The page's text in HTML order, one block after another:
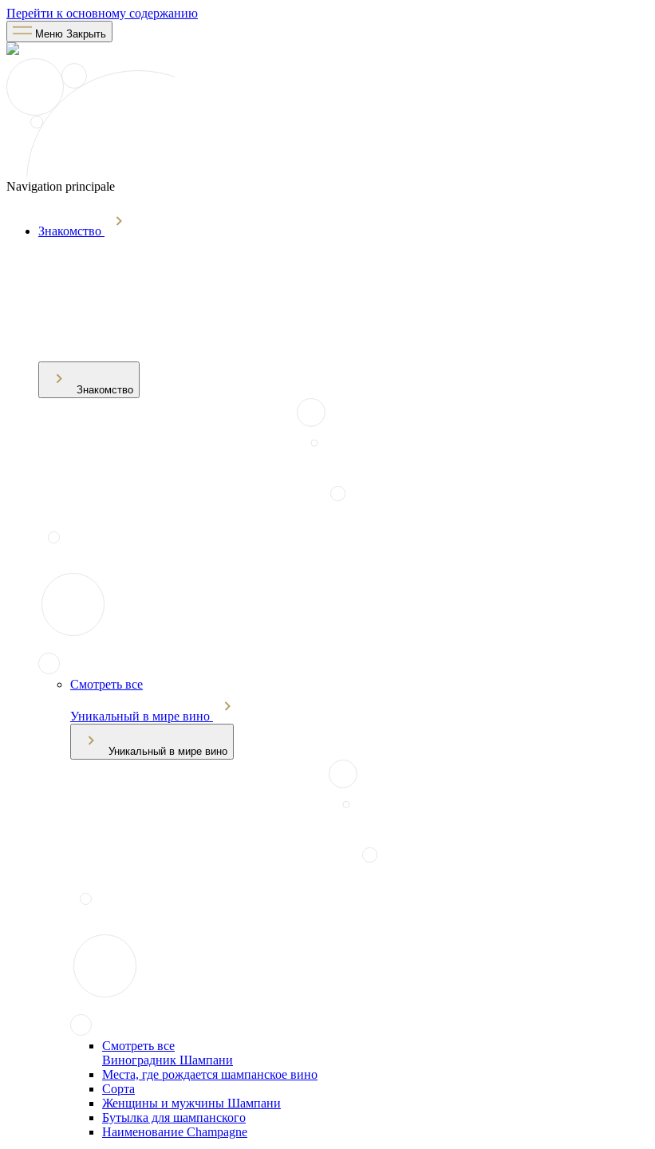
Перейти к основному содержанию
Меню Закрыть
Navigation principale
Знакомство
Знакомство
Смотреть все
Уникальный в мире вино
Уникальный в мире вино
Смотреть все
Виноградник Шампани
Места, где рождается шампанское вино
Сорта
Женщины и мужчины Шампани
Бутылка для шампанского
Наименование Champagne